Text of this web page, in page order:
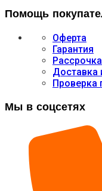
Помощь
Оферта
Гарантия
Рассрочка
Доставка
Проверка
Мы в соцсетях